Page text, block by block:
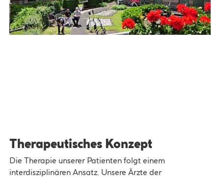
Therapeutisches Konzept
Die Therapie unserer Patienten folgt einem
interdisziplinären Ansatz. Unsere Ärzte der